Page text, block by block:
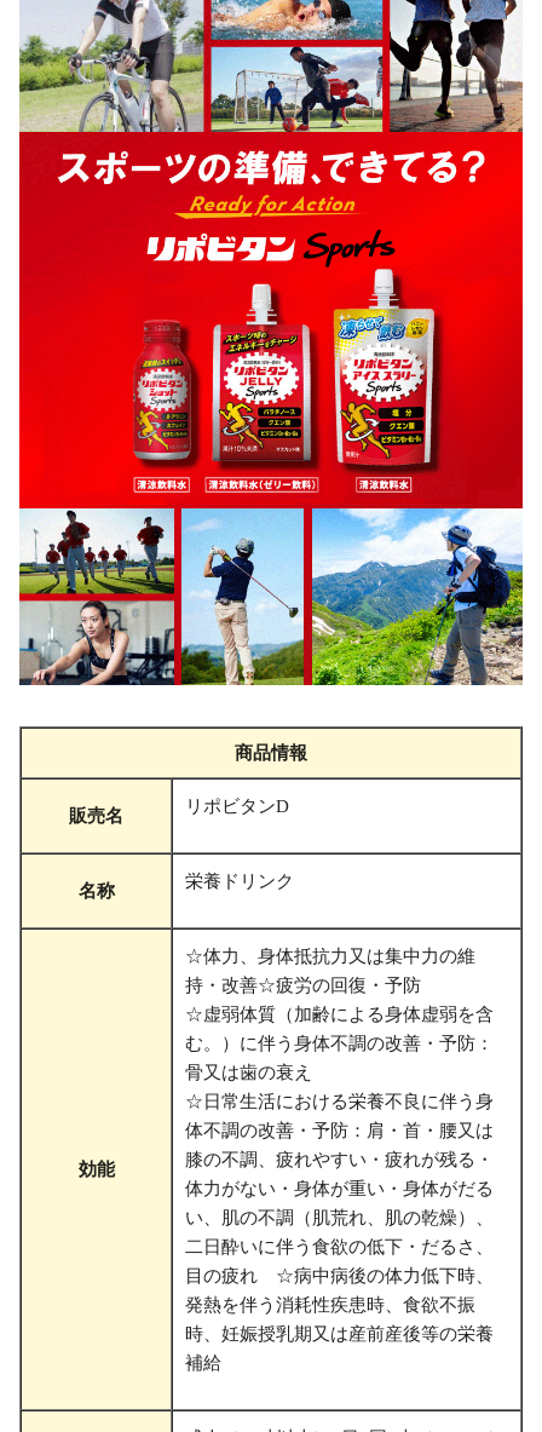
商品情報
販売名 リポビタンD
名称 栄養ドリンク
効能
☆体力、身体抵抗力又は集中力の維
持・改善☆疲労の回復・予防
☆虚弱体質（加齢による身体虚弱を含
む。）に伴う身体不調の改善・予防：
骨又は歯の衰え
☆日常生活における栄養不良に伴う身
体不調の改善・予防：肩・首・腰又は
膝の不調、疲れやすい・疲れが残る・
体力がない・身体が重い・身体がだる
い、肌の不調（肌荒れ、肌の乾燥）、
二日酔いに伴う食欲の低下・だるさ、
目の疲れ ☆病中病後の体力低下時、
発熱を伴う消耗性疾患時、食欲不振
時、妊娠授乳期又は産前産後等の栄養
補給